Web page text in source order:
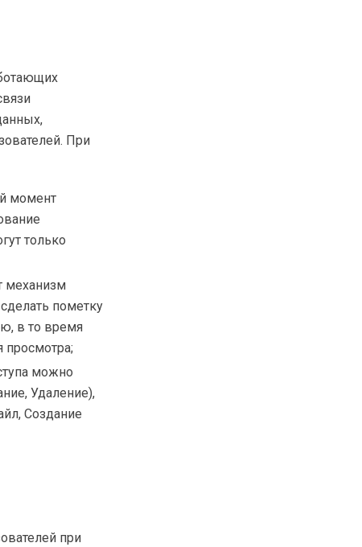
При
момент
только
механизм
пометку
в то время
просмотра;
можно
Удаление),
Создание
при